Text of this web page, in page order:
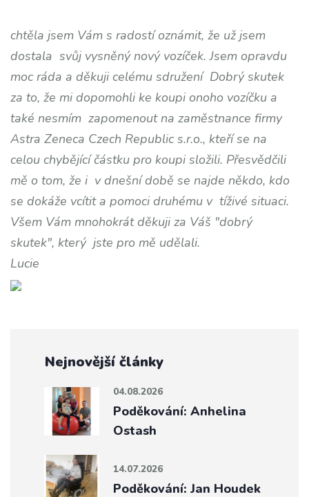
chtěla jsem Vám s radostí oznámit, že už jsem
dostala svůj vysněný nový vozíček. Jsem opravdu
moc ráda a děkuji celému sdružení Dobrý skutek
za to, že mi dopomohli ke koupi onoho vozíčku a
také nesmím zapomenout na zaměstnance firmy
Astra Zeneca Czech Republic s.r.o., kteří se na
celou chybějící částku pro koupi složili. Přesvědčili
mě o tom, že i v dnešní době se najde někdo, kdo
se dokáže vcítit a pomoci druhému v tíživé situaci.
Všem Vám mnohokrát děkuji za Váš "dobrý
skutek", který jste pro mě udělali.
Lucie
Nejnovější články
04.08.2026
Poděkování: Anhelina
Ostash
14.07.2026
Poděkování: Jan Houdek